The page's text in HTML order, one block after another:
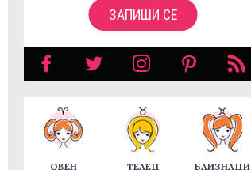
ЗАПИШИ СЕ
ОВЕН ТЕЛЕЦ БЛИЗНАЦИ